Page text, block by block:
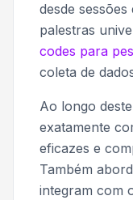
desde
palestras
codes para
coleta de
Ao longo
exatamente
eficazes e
Também
integram com